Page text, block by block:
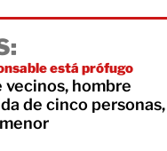
está prófugo
vecinos, hombre
de cinco personas,